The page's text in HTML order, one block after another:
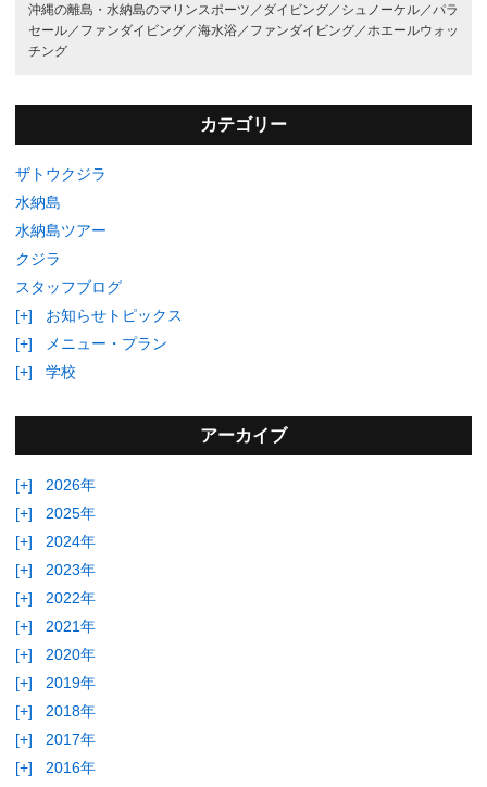
沖縄の離島・水納島のマリンスポーツ／ ダイビング／ シュノーケル／パラ
セール／ ファンダイビング／海水浴／ ファンダイビング／ホエールウォッ
チング
カテゴリー
ザトウクジラ
水納島
水納島ツアー
クジラ
スタッフブログ
[+]
お知らせトピックス
[+]
メニュー・プラン
[+]
学校
アーカイブ
[+]
2026年
[+]
2025年
[+]
2024年
[+]
2023年
[+]
2022年
[+]
2021年
[+]
2020年
[+]
2019年
[+]
2018年
[+]
2017年
[+]
2016年